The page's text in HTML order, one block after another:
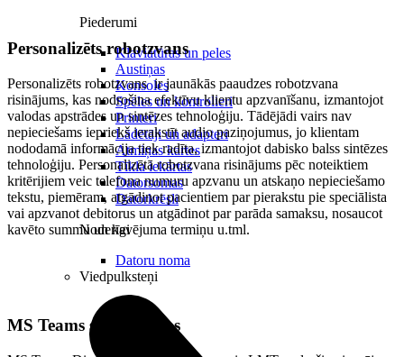
Piederumi
Klaviatūras un peles
Austiņas
Konsoles
Spēles un kontrolieri
Printeri
Lādētāji un adapteri
Atmiņas kartes
Tīkla iekārtas
Datorsomas
Datorkrēsli
Noderīgi
Datoru noma
Viedpulksteņi
Personalizēts robotzvans
Personalizēts robotzvans ir jaunākās paaudzes robotzvana
risinājums, kas nodrošina efektīvu klientu apzvanīšanu, izmantojot
valodas apstrādes un sintēzes tehnoloģiju. Tādējādi vairs nav
nepieciešams iepriekš ierakstīt audio paziņojumus, jo klientam
nododamā informācija tiek radīta, izmantojot dabisko balss sintēzes
tehnoloģiju. Personalizētā robotzvana risinājums pēc noteiktiem
kritērijiem veic telefona numuru apzvanu un atskaņo nepieciešamo
tekstu, piemēram, atgādinot pacientiem par pierakstu pie speciālista
vai apzvanot debitorus un atgādinot par parāda samaksu, nosaucot
kavēto summu un kavējuma termiņu u.tml.
MS Teams savienojums